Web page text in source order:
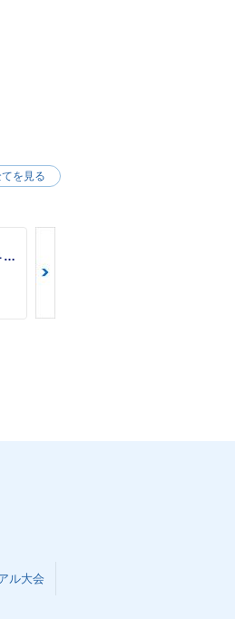
Ｎｉｎｊａ ＺＸ−４Ｒ ＳＥ
を見る
ル大会